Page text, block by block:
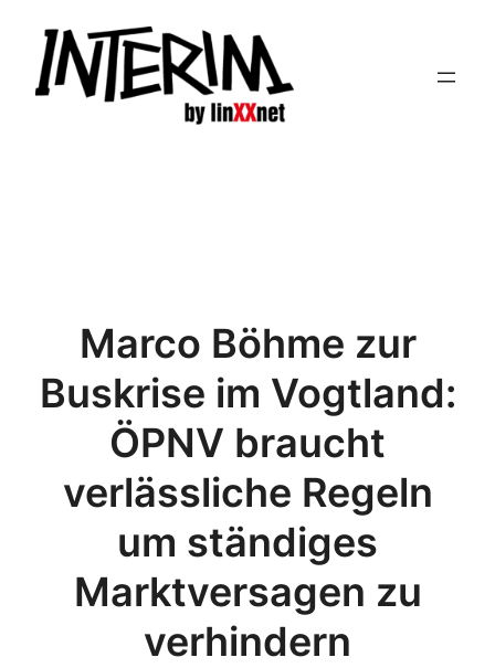
Inhalt
springen
Marco Böhme zur
Buskrise im Vogtland:
ÖPNV braucht
verlässliche Regeln
um ständiges
Marktversagen zu
verhindern